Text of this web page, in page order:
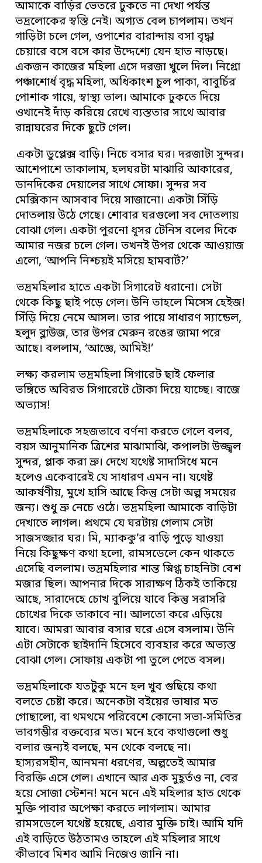
আমাকে বাড়ির ভেতরে ঢুকতে না দেখা পর্যন্ত
ভদ্রলোকের স্বস্তি নেই। অগ্যত বেল চাপলাম। তখন
গাড়িটা চলে গেল, ওপাশের বারান্দায় বসা বৃদ্ধা
চেয়ারে বসে বসে কার উদ্দেশ্যে যেন হাত নাড়ছে।
একজন কাজের মহিলা এসে দরজা খুলে দিল। নিগ্রো
পঞ্চাশোর্ধ বৃদ্ধ মহিলা, অধিকাংশ চুল পাকা, বাবুর্চির
পোশাক গায়ে, স্বাস্থ্য ভাল। আমাকে ঢুকতে দিয়ে
ওখানেই দাঁড় করিয়ে রেখে ব্যস্ততার সাথে আবার
রান্নাঘরের দিকে ছুটে গেল।
একটা ডুপ্লেক্স বাড়ি। নিচে বসার ঘর। দরজাটা সুন্দর।
আশেপাশে তাকালাম, হলঘরটা মাঝারি আকারের,
ডানদিকের দেয়ালের সাথে সোফা। সুন্দর সব
মেক্সিকান আসবাব দিয়ে সাজানো। একটা সিঁড়ি
দোতলায় উঠে গেছে। শোবার ঘরগুলো সব দোতলায়
বোঝা গেল। একটা পুরনো ধূসর টেনিস বলের দিকে
আমার নজর চলে গেল। তখনই উপর থেকে আওয়াজ
এলো, ‘আপনি নিশ্চয়ই মসিয়ে হামবার্ট?’
ভদ্রমহিলার হাতে একটা সিগারেট ধরানো। সেটা
থেকে কিছু ছাই পড়ে গেল। উনি তাহলে মিসেস হেইজ!
সিঁড়ি দিয়ে নেমে আসল। তার পায়ে সাধারণ স্যান্ডেল,
হলুদ ব্লাউজ, তার উপর মেরুন রঙের জামা পরে
আছে। বললাম, ‘আজ্ঞে, আমিই!’
লক্ষ্য করলাম ভদ্রমহিলা সিগারেট ছাই ফেলার
ভঙ্গিতে অবিরত সিগারেটে টোকা দিয়ে যাচ্ছে। বাজে
অভ্যাস!
ভদ্রমহিলাকে সহজভাবে বর্ণনা করতে গেলে বলব,
বয়স আনুমানিক ত্রিশের মাঝামাঝি, কপালটা উজ্জ্বল
সুন্দর, প্লাক করা ভ্রু। দেখে যথেষ্ট সাদাসিধে মনে
হলেও একেবারেই যে সাধারণ এমন না। যথেষ্ট
আকর্ষণীয়, মুখে হাসি আছে কিন্তু সেটা অল্প সময়ের
জন্য। শুধু ভ্রু নেচে ওঠে। ভদ্রমহিলা আমাকে বাড়িটা
দেখাতে লাগল। প্রথমে যে ঘরটায় গেলাম সেটা
সাজসজ্জার ঘর। মি, ম্যাককু’র বাড়ি পুড়ে যাওয়া
নিয়ে কিছুক্ষণ কথা হলো, রামসডেলে কেন থাকতে
এসেছি বললাম। ভদ্রমহিলার শান্ত স্নিগ্ধ চাহনিটা বেশ
মজার ছিল। আপনার দিকে সারাক্ষণ ঠিকই তাকিয়ে
আছে, সারাদেহে চোখ বুলিয়ে যাবে কিন্তু সরাসরি
চোখের দিকে তাকাবে না। আলতো করে এড়িয়ে
যাবে। আমরা আবার বসার ঘরে এসে বসলাম। উনি
এটা সেটাকে ছাইদানি হিসেবে ব্যবহার করে অভ্যস্ত
বোঝা গেল। সোফায় একটা পা তুলে পেতে বসল।
ভদ্রমহিলাকে যতটুকু মনে হল খুব গুছিয়ে কথা
বলতে চেষ্টা করে। অনেকটা বইয়ের ভাষার মত
গোছালো, বা থমথমে পরিবেশে কোনো সভা-সমিতির
ভাবগম্ভীর বক্তব্যের মত। মনে হবে কথাগুলো শুধু
বলার জন্যই বলছে, মন থেকে বলছে না।
হাস্যরসহীন, আনমনা ধরণের, অল্পতেই আমার
বিরক্তি এসে গেল। এখানে আর এক মুহূর্তও না, বের
হয়ে সোজা স্টেশন! মনে মনে এই মহিলার হাত থেকে
মুক্তি পাবার অপেক্ষা করতে লাগলাম। আমার
রামসডেলে যথেষ্ট হয়েছে, এবার মুক্তি চাই। আমি যদি
এই বাড়িতে উঠতামও তাহলে এই মহিলার সাথে
কীভাবে মিশব আমি নিজেও জানি না।